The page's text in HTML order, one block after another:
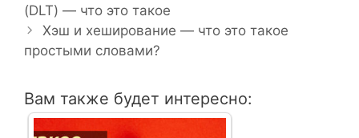
р
и
к
в
и
г
ц
и
(DLT) — что это такое
Хэш и хеширование — что это такое
простыми словами?
Вам также будет интересно: